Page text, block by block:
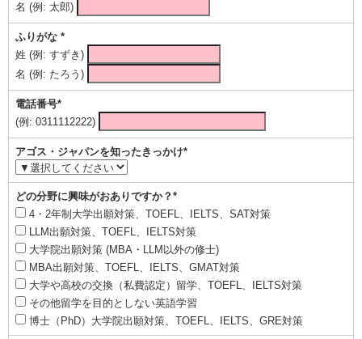
名 (例: 太郎)
ふりがな *
姓 (例: すずき)
名 (例: たろう)
電話番号*
(例: 0311112222)
アゴス・ジャパンを知ったきっかけ*
どの分野に興味がおありですか？*
4・2年制大学出願対策、TOEFL、IELTS、SAT対策
LLM出願対策、TOEFL、IELTS対策
大学院出願対策 (MBA・LLM以外の修士)
MBA出願対策、TOEFL、IELTS、GMAT対策
大学や高校の交換（私費認定）留学、TOEFL、IELTS対策
その他留学を目的としない英語学習
博士（PhD）大学院出願対策、TOEFL、IELTS、GRE対策